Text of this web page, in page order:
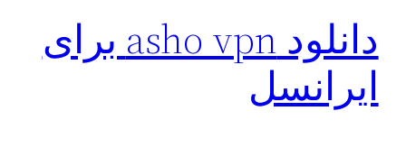
دانلود asho vpn برای
ایرانسل